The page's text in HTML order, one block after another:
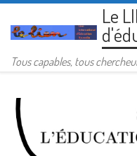
Passer au contenu
Le
Tous capables, tous